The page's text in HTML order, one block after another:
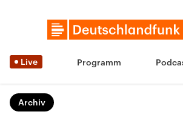
Live Programm
Archiv